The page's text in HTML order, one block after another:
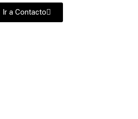
Ir a Contacto